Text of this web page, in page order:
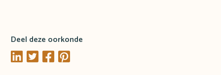
Deel deze oorkonde